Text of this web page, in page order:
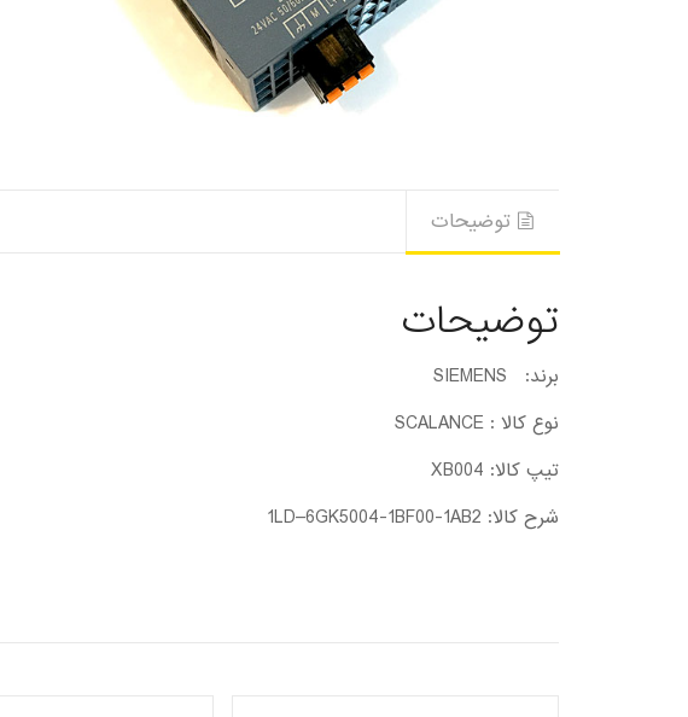
توضیحات
توضیحات
برند: SIEMENS
نوع کالا : SCALANCE
تیپ کالا: XB004
شرح کالا: 1LD–6GK5004-1BF00-1AB2